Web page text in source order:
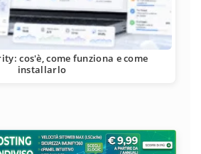
cos'è, come funziona e come
installarlo